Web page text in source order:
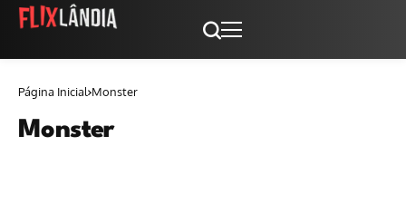
Página Inicial Monster
Monster